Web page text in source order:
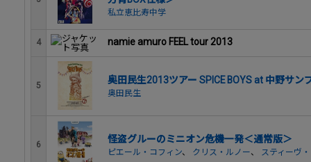
私立恵比寿中学
4 namie amuro FEEL tour 2013
5 奥田民生2013ツアー SPICE BOYS at 中野サン
奥田民生
6 怪盗グルーのミニオン危機一発＜通常版＞
ピエール・コフィン、 クリス・ルノー、 スティーヴ